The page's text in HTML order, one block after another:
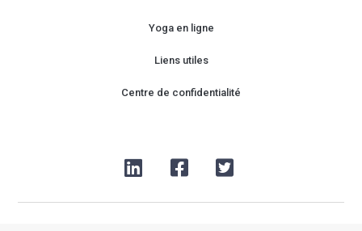
Yoga en ligne
Liens utiles
Centre de confidentialité